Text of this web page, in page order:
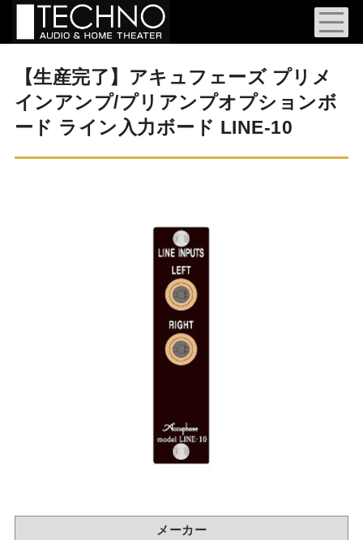
【生産完了】アキュフェーズ プリメ
インアンプ/プリアンプオプションボ
ード ライン入力ボード LINE-10
メーカー